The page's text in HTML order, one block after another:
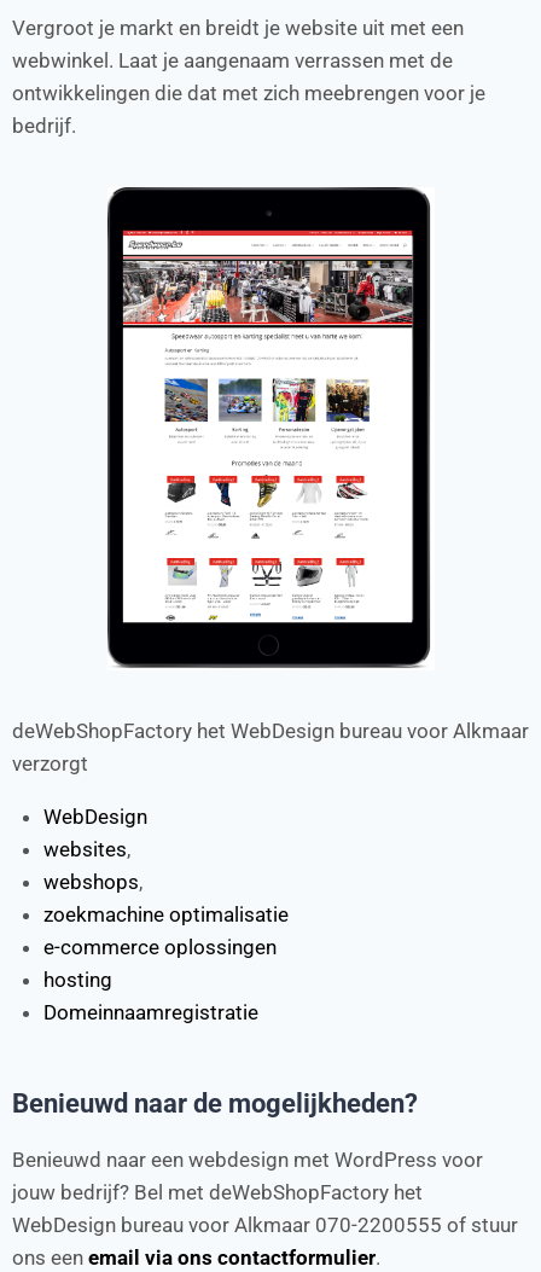
Vergroot je markt en breidt je website uit met een
webwinkel. Laat je aangenaam verrassen met de
ontwikkelingen die dat met zich meebrengen voor je
bedrijf.
deWebShopFactory het WebDesign bureau voor Alkmaar
verzorgt
WebDesign
websites,
webshops,
zoekmachine optimalisatie
e-commerce oplossingen
hosting
Domeinnaamregistratie
Benieuwd naar de mogelijkheden?
Benieuwd naar een webdesign met WordPress voor
jouw bedrijf? Bel met deWebShopFactory het
WebDesign bureau voor Alkmaar 070-2200555 of stuur
ons een email via ons contactformulier.